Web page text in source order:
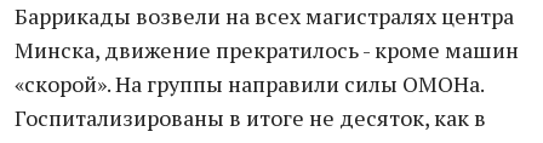
Баррикады возвели на всех магистралях центра
Минска, движение прекратилось - кроме машин
«скорой». На группы направили силы ОМОНа.
Госпитализированы в итоге не десяток, как в